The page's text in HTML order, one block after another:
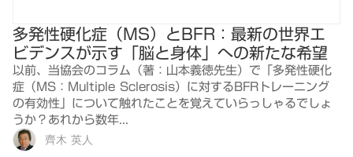
多発性硬化症（MS）とBFR：最新の世界エ
ビデンスが示す「脳と身体」への新たな希望
以前、当協会のコラム（著：山本義徳先生）で「多発性硬化
症（MS：Multiple Sclerosis）に対するBFRトレーニング
の有効性」について触れたことを覚えていらっしゃるでしょ
うか？あれから数年...
齊木 英人